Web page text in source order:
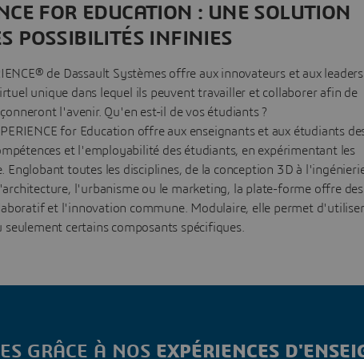
FOR EDUCATION : UNE SOLUTION
POSSIBILITÉS INFINIES
de Dassault Systèmes offre aux innovateurs et aux leaders
unique dans lequel ils peuvent travailler et collaborer afin de
l'avenir. Qu'en est-il de vos étudiants ?
for Education offre aux enseignants et aux étudiants
et l'employabilité des étudiants, en expérimentant les
toutes les disciplines, de la conception 3D à
l'urbanisme ou le marketing, la plate-forme offre des
et l'innovation commune. Modulaire, elle permet d'utiliser
seulement certains composants spécifiques.
GRÂCE À NOS EXPÉRIENCES